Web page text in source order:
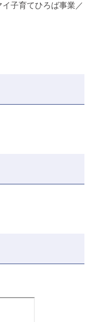
イ子育てひろば事業／